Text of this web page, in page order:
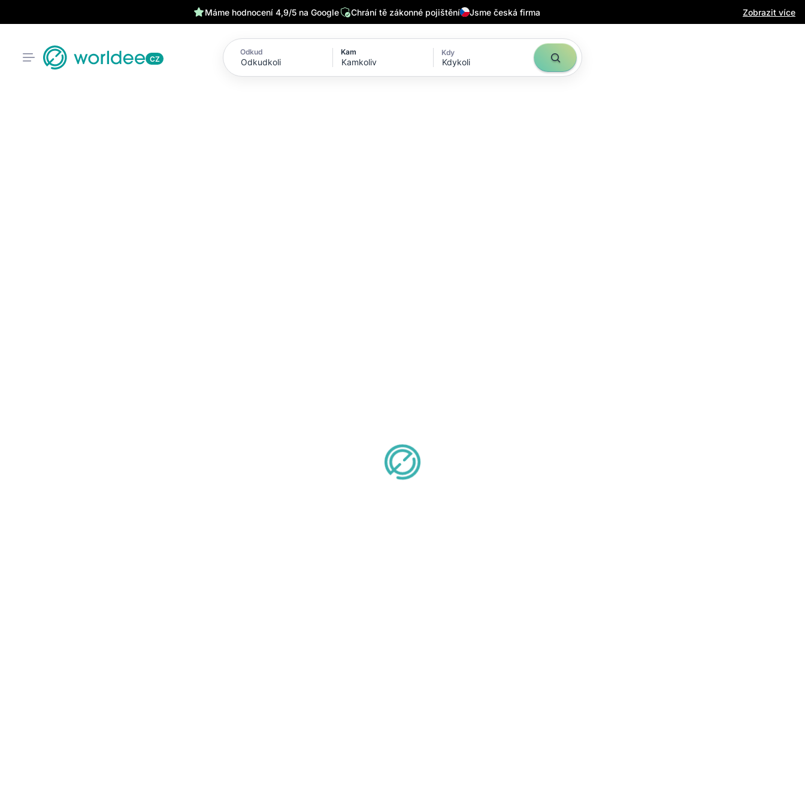
Máme hodnocení 4,9/5 na Google Chrání tě zákonné pojištění Jsme česká firma Zobrazit více
CZ
Odkud Kam Kdy
Kdykoli